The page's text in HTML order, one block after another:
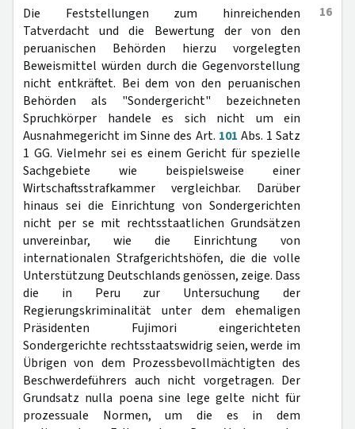
16
Die Feststellungen zum hinreichenden
Tatverdacht und die Bewertung der von den
peruanischen Behörden hierzu vorgelegten
Beweismittel würden durch die Gegenvorstellung
nicht entkräftet. Bei dem von den peruanischen
Behörden als "Sondergericht" bezeichneten
Spruchkörper handele es sich nicht um ein
Ausnahmegericht im Sinne des Art. 101 Abs. 1 Satz
1 GG. Vielmehr sei es einem Gericht für spezielle
Sachgebiete wie beispielsweise einer
Wirtschaftsstrafkammer vergleichbar. Darüber
hinaus sei die Einrichtung von Sondergerichten
nicht per se mit rechtsstaatlichen Grundsätzen
unvereinbar, wie die Einrichtung von
internationalen Strafgerichtshöfen, die die volle
Unterstützung Deutschlands genössen, zeige. Dass
die in Peru zur Untersuchung der
Regierungskriminalität unter dem ehemaligen
Präsidenten Fujimori eingerichteten
Sondergerichte rechtsstaatswidrig seien, werde im
Übrigen von dem Prozessbevollmächtigten des
Beschwerdeführers auch nicht vorgetragen. Der
Grundsatz nulla poena sine lege gelte nicht für
prozessuale Normen, um die es in dem